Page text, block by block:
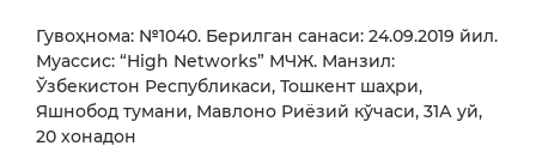
Гувоҳнома: №1040. Берилган санаси: 24.09.2019 йил.
Муассис: “High Networks” МЧЖ. Манзил:
Ўзбекистон Республикаси, Тошкент шаҳри,
Яшнобод тумани, Мавлоно Риёзий кўчаси, 31А уй,
20 хонадон